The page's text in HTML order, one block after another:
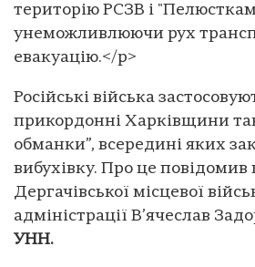
територію РСЗВ і
унеможливлюючи рух
евакуацію.</p>
Російські війська
прикордонні Харківщини
обманки”, всередині яких
вибухівку. Про це повідомив
Дергачівської місцевої
адміністрації В’ячеслав
УНН.